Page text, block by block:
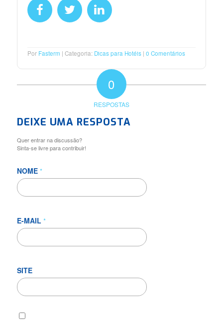
Por Fasterm Categoria: Dicas para Hotéis 0 Comentários
0
RESPOSTAS
DEIXE UMA RESPOSTA
Quer entrar na discussão?
Sinta-se livre para contribuir!
NOME *
E-MAIL *
SITE